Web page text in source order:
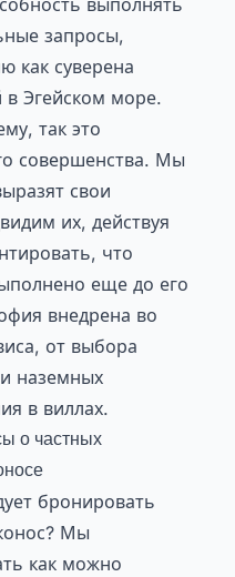
выполнять
запросы,
как суверена
Эгейском море.
так это
совершенства. Мы
свои
их, действуя
что
еще до его
внедрена во
от выбора
наземных
в виллах.
о частных
бронировать
Мы
как можно